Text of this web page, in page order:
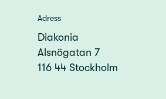
Adress
Diakonia
Alsnögatan 7
116 44 Stockholm